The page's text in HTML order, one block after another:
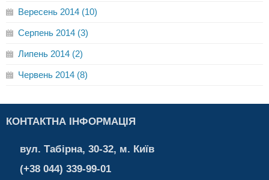
Вересень 2014 (10)
Серпень 2014 (3)
Липень 2014 (2)
Червень 2014 (8)
КОНТАКТНА ІНФОРМАЦІЯ
вул. Табірна, 30-32, м. Київ
(+38 044) 339-99-01